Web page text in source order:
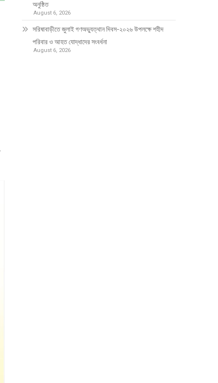
অনুষ্ঠিত
August 6, 2026
সরিষাবাড়ীতে জুলাই গণঅভ্যুত্থান দিবস-২০২৬ উপলক্ষে শহীদ
পরিবার ও আহত যোদ্ধাদের সংবর্ধনা
August 6, 2026